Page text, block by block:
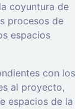
coyuntura de
procesos de
espacios
con los
al proyecto,
espacios de la